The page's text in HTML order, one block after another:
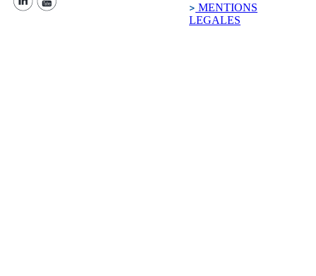
MENTIONS
LEGALES